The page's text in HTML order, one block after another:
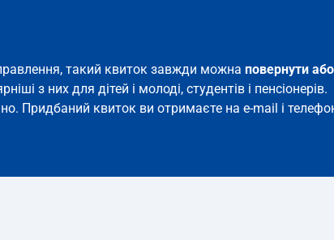
такий квиток завжди можна повернути або
з них для дітей і молоді, студентів і пенсіонерів.
Придбаний квиток ви отримаєте на e-mail і